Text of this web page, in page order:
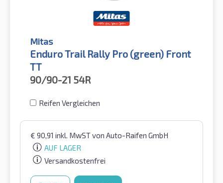
Mitas
Enduro Trail Rally Pro (green) Front
TT
90/90-21 54R
Reifen Vergleichen
€ 90,91 inkl. MwSTvon Auto-Raifen GmbH
AUF LAGER
Versandkostenfrei